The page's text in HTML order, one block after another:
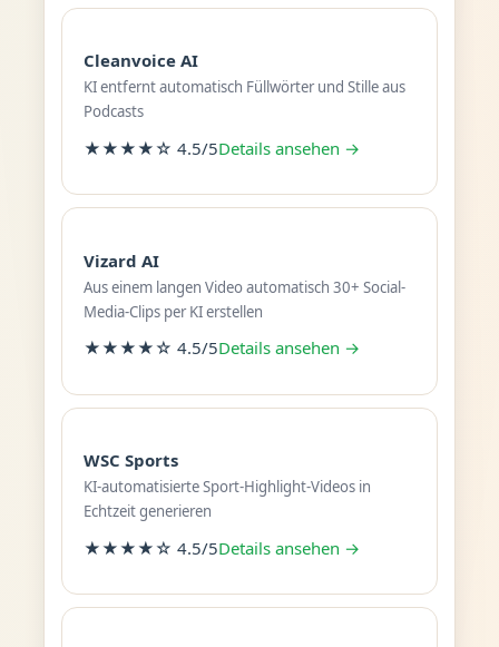
Cleanvoice AI
KI entfernt automatisch Füllwörter und Stille aus
Podcasts
★★★★☆ 4.5/5Details ansehen →
Vizard AI
Aus einem langen Video automatisch 30+ Social-
Media-Clips per KI erstellen
★★★★☆ 4.5/5Details ansehen →
WSC Sports
KI-automatisierte Sport-Highlight-Videos in
Echtzeit generieren
★★★★☆ 4.5/5Details ansehen →